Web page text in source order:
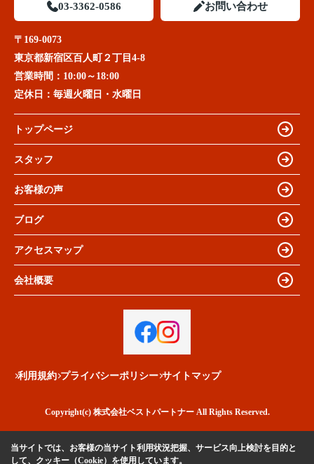
03-3362-0586 お問い合わせ
〒169-0073
東京都新宿区百人町２丁目4-8
営業時間： 10:00～18:00
定休日： 毎週火曜日・水曜日
トップページ
スタッフ
お客様の声
ブログ
アクセスマップ
会社概要
利用規約 プライバシーポリシー サイトマップ
Copyright(c) 株式会社ベストパートナー All Rights Reserved.
当サイトでは、お客様の当サイト利用状況把握、サービス向上検討を目的と
して、クッキー（Cookie）を使用しています。